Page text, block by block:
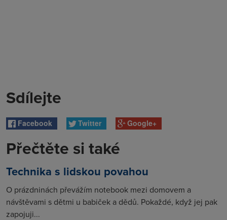
Sdílejte
Facebook Twitter Google+
Přečtěte si také
Technika s lidskou povahou
O prázdninách převážím notebook mezi domovem a
návštěvami s dětmi u babiček a dědů. Pokaždé, když jej pak
zapojuji...